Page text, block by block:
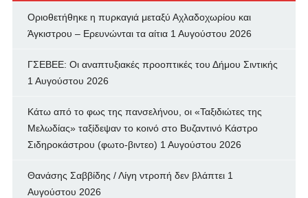
Οριοθετήθηκε η πυρκαγιά μεταξύ Αχλαδοχωρίου και
Άγκιστρου – Ερευνώνται τα αίτια 1 Αυγούστου 2026
ΓΣΕΒΕΕ: Οι αναπτυξιακές προοπτικές του Δήμου Σιντικής
1 Αυγούστου 2026
Κάτω από το φως της πανσελήνου, οι «Ταξιδιώτες της
Μελωδίας» ταξίδεψαν το κοινό στο Βυζαντινό Κάστρο
Σιδηροκάστρου (φωτο-βιντεο) 1 Αυγούστου 2026
Θανάσης Σαββίδης / Λίγη ντροπή δεν βλάπτει 1
Αυγούστου 2026